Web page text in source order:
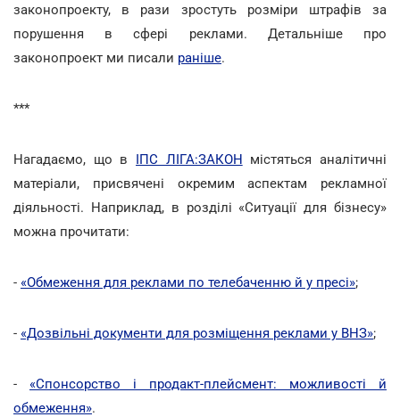
законопроекту, в рази зростуть розміри штрафів за
порушення в сфері реклами. Детальніше про
законопроект ми писали раніше.
***
Нагадаємо, що в ІПС ЛІГА:ЗАКОН містяться аналітичні
матеріали, присвячені окремим аспектам рекламної
діяльності. Наприклад, в розділі «Ситуації для бізнесу»
можна прочитати:
- «Обмеження для реклами по телебаченню й у пресі»;
- «Дозвільні документи для розміщення реклами у ВНЗ»;
- «Спонсорство і продакт-плейсмент: можливості й
обмеження».